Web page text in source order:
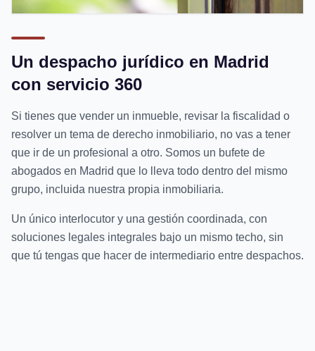
Un despacho jurídico en Madrid
con servicio 360
Si tienes que vender un inmueble, revisar la fiscalidad o
resolver un tema de derecho inmobiliario, no vas a tener
que ir de un profesional a otro. Somos un bufete de
abogados en Madrid que lo lleva todo dentro del mismo
grupo, incluida nuestra propia inmobiliaria.
Un único interlocutor y una gestión coordinada, con
soluciones legales integrales bajo un mismo techo, sin
que tú tengas que hacer de intermediario entre despachos.